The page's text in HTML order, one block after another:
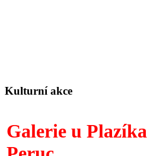
Kulturní akce
Galerie u Plazíka